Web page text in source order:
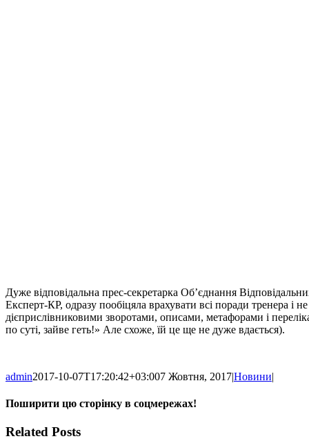
Дуже відповідальна прес-секретарка Об’єднання
Експерт-КР, одразу пообіцяла врахувати всі поради тренера і
дієприслівниковими зворотами, описами, метафорами і
по суті, зайве геть!» Але схоже, їй це ще не дуже вдається).
admin2017-10-07T17:20:42+03:007 Жовтня, 2017|Новини|
Поширити цю сторінку в соцмережах!
Facebook
X
WhatsApp
Telegram
Related Posts